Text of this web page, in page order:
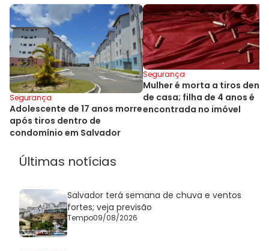
Segurança
Adolescente de 17 anos morre
após tiros dentro de
condomínio em Salvador
Segurança
Mulher é morta a tiros
de casa; filha de 4 anos é
encontrada no imóvel
Últimas notícias
Salvador terá semana de chuva e ventos
fortes; veja previsão
Tempo09/08/2026